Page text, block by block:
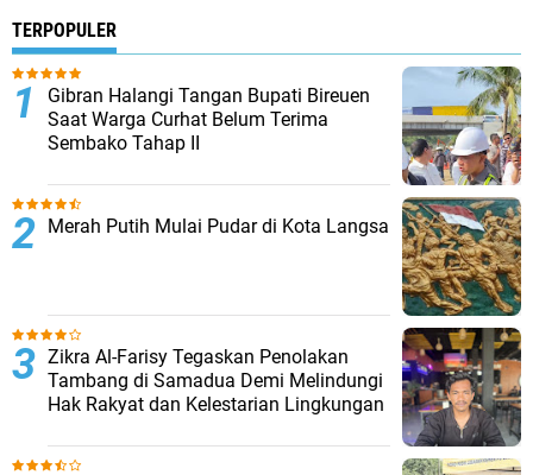
TERPOPULER
Gibran Halangi Tangan Bupati Bireuen
Saat Warga Curhat Belum Terima
Sembako Tahap II
Merah Putih Mulai Pudar di Kota Langsa
Zikra Al-Farisy Tegaskan Penolakan
Tambang di Samadua Demi Melindungi
Hak Rakyat dan Kelestarian Lingkungan